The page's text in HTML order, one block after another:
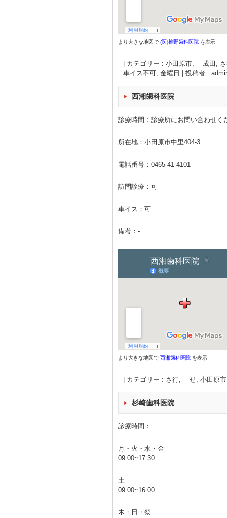
より大きな地図で (医)椎野歯科医院 を表示
カテゴリー : 小田原市, 成田 ,
車イス不可, 金曜日 投稿者 :
西湘歯科医院
診療時間：診療所にお問い合わせく
所在地：小田原市中里404-3
電話番号： 0465-41-4101
訪問診療：可
車イス：可
備考：-
より大きな地図で 西湘歯科医院 を表示
カテゴリー : さ行, せ, 小田原
杉崎歯科医院
診療時間：
月・火・水・金
09:00~17:30
土
09:00~16:00
木・日・祭